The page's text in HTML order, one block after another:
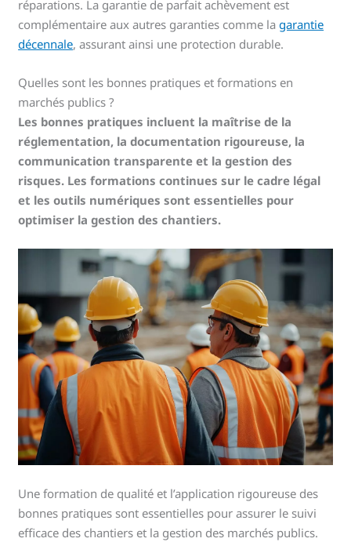
réparations. La garantie de parfait achèvement est
complémentaire aux autres garanties comme lagarantie
décennale, assurant ainsi une protection durable.
Quelles sont les bonnes pratiques et formations en
marchés publics ?
Les bonnes pratiques incluent la maîtrise de la
réglementation, la documentation rigoureuse, la
communication transparente et la gestion des
risques. Les formations continues sur le cadre légal
et les outils numériques sont essentielles pour
optimiser la gestion des chantiers.
Une formation de qualité et l’application rigoureuse des
bonnes pratiques sont essentielles pour assurer le suivi
efficace des chantiers et la gestion des marchés publics.